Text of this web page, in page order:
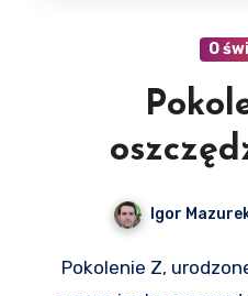
O
Igor
Pokolenie Z, urodzone w latach 1997-2012,